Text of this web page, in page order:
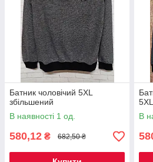
Батник чоловічий 5XL
збільшений
В наявності 1 од.
580,12 ₴ 682,50 ₴
5XL
В